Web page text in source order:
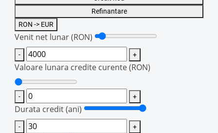
Refinantare
RON -> EUR
Venit net lunar(RON)
- +
Valoare lunara credite curente(RON)
- +
Durata credit (ani)
- +